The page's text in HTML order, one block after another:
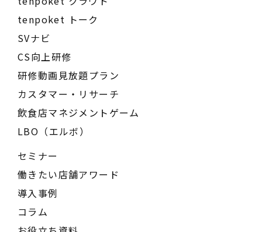
tenpoket トーク
SVナビ
CS向上研修
研修動画見放題プラン
カスタマー・リサーチ
飲食店マネジメントゲーム
LBO（エルボ）
セミナー
働きたい店舗アワード
導入事例
コラム